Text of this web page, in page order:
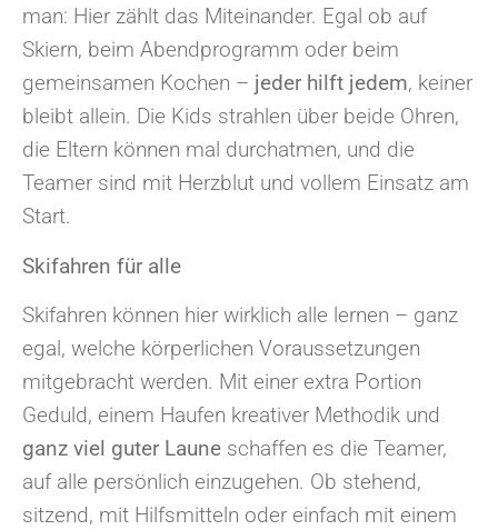
man: Hier zählt das Miteinander. Egal ob auf
Skiern, beim Abendprogramm oder beim
gemeinsamen Kochen – jeder hilft jedem, keiner
bleibt allein. Die Kids strahlen über beide Ohren,
die Eltern können mal durchatmen, und die
Teamer sind mit Herzblut und vollem Einsatz am
Start.
Skifahren für alle
Skifahren können hier wirklich alle lernen – ganz
egal, welche körperlichen Voraussetzungen
mitgebracht werden. Mit einer extra Portion
Geduld, einem Haufen kreativer Methodik und
ganz viel guter Laune schaffen es die Teamer,
auf alle persönlich einzugehen. Ob stehend,
sitzend, mit Hilfsmitteln oder einfach mit einem